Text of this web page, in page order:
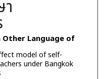
Language of
model of self-
under Bangkok